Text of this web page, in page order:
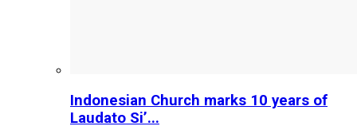
Indonesian Church marks 10 years of
Laudato Si’...